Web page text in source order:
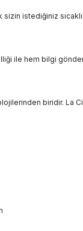
istediğiniz
ile hem bilgi
biridir. La